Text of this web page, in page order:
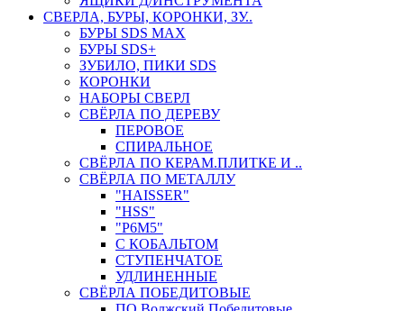
СВЕРЛА, БУРЫ, КОРОНКИ, ЗУ..
БУРЫ SDS MAX
БУРЫ SDS+
ЗУБИЛО, ПИКИ SDS
КОРОНКИ
НАБОРЫ СВЕРЛ
СВЁРЛА ПО ДЕРЕВУ
ПЕРОВОЕ
СПИРАЛЬНОЕ
СВЁРЛА ПО КЕРАМ.ПЛИТКЕ И ..
СВЁРЛА ПО МЕТАЛЛУ
"HAISSER"
"HSS"
"Р6М5"
С КОБАЛЬТОМ
СТУПЕНЧАТОЕ
УДЛИНЕННЫЕ
СВЁРЛА ПОБЕДИТОВЫЕ